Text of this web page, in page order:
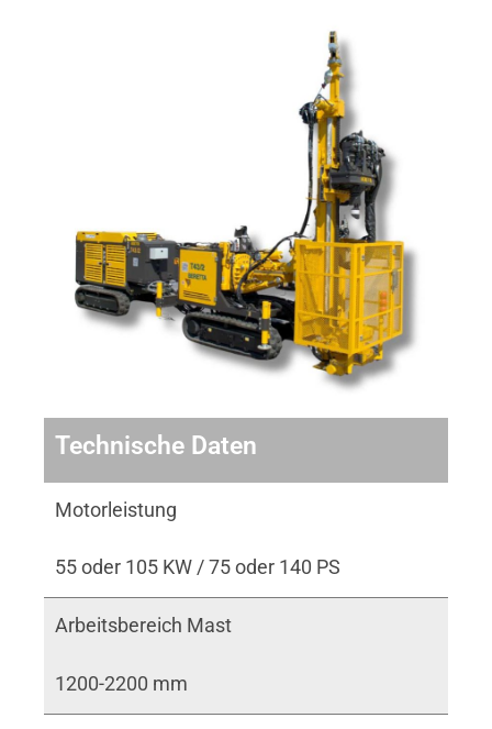
Technische Daten
Motorleistung
55 oder 105 KW / 75 oder 140 PS
Arbeitsbereich Mast
1200-2200 mm